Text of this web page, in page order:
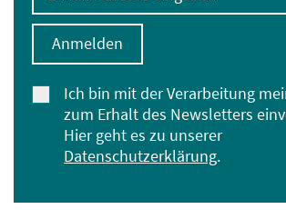
Ich bin mit der Verarbeitung
zum Erhalt des Newsletters
Hier geht es zu unserer
Datenschutzerklärung.
Anmelden